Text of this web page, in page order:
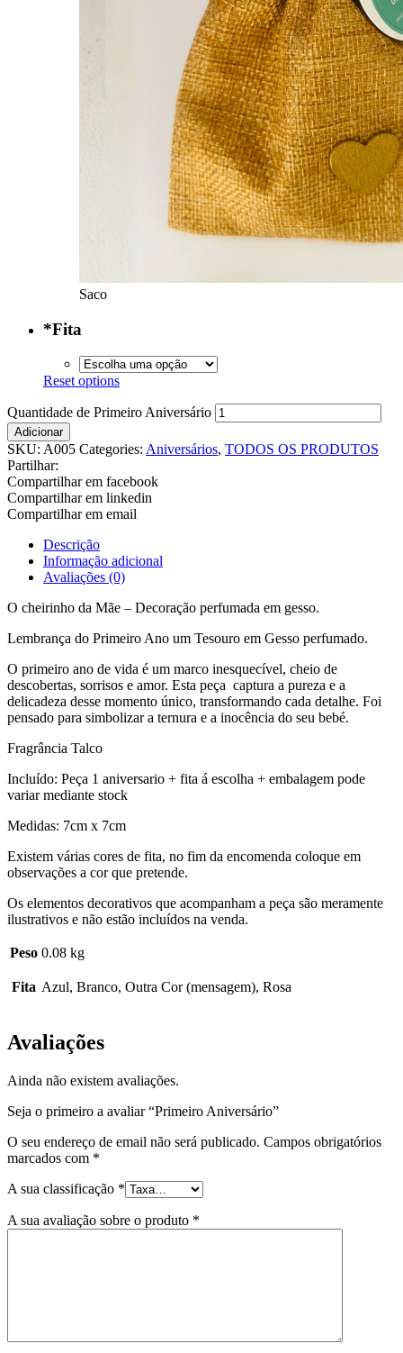
Saco
*Fita
Reset options
Quantidade de Primeiro Aniversário
Adicionar
SKU: A005 Categories: Aniversários, TODOS OS PRODUTOS
Partilhar:
Compartilhar em facebook
Compartilhar em linkedin
Compartilhar em email
Descrição
Informação adicional
Avaliações (0)
O cheirinho da Mãe – Decoração perfumada em gesso.
Lembrança do Primeiro Ano um Tesouro em Gesso perfumado.
O primeiro ano de vida é um marco inesquecível, cheio de
descobertas, sorrisos e amor. Esta peça captura a pureza e a
delicadeza desse momento único, transformando cada detalhe. Foi
pensado para simbolizar a ternura e a inocência do seu bebé.
Fragrância Talco
Incluído: Peça 1 aniversario + fita á escolha + embalagem pode
variar mediante stock
Medidas: 7cm x 7cm
Existem várias cores de fita, no fim da encomenda coloque em
observações a cor que pretende.
Os elementos decorativos que acompanham a peça são meramente
ilustrativos e não estão incluídos na venda.
Peso 0.08 kg
Fita Azul, Branco, Outra Cor (mensagem), Rosa
Avaliações
Ainda não existem avaliações.
Seja o primeiro a avaliar “Primeiro Aniversário”
O seu endereço de email não será publicado. Campos obrigatórios
marcados com *
A sua classificação *
A sua avaliação sobre o produto *